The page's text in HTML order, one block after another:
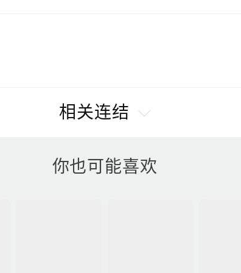
相关连结
你也可能喜欢